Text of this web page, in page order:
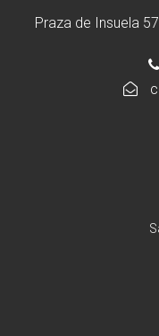
Praza de Insuela